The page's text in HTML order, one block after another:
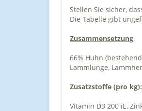
Stellen Sie sicher,
Die Tabelle gibt
Zusammensetzung
66% Huhn
Lammlunge,
Zusatzstoffe (pro kg):
Vitamin D3 200 iE,